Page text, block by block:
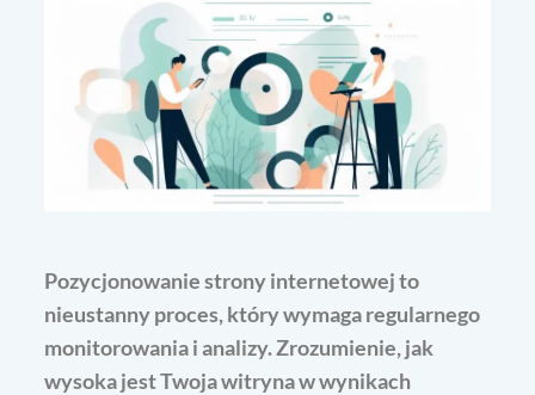
Pozycjonowanie strony internetowej to
nieustanny proces, który wymaga regularnego
monitorowania i analizy. Zrozumienie, jak
wysoka jest Twoja witryna w wynikach